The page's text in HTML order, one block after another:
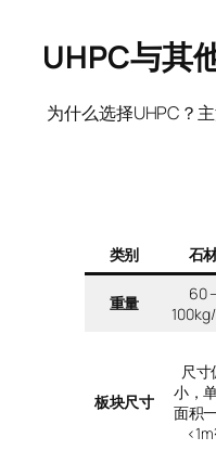
UHPC与其
为什么选择UHPC？
类别 石
重量
60 –
板块尺寸
尺寸
小，
面积